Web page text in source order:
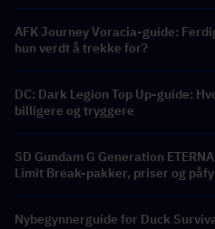
AFK Journey Voracia-guide:
hun verdt å trekke for?
DC: Dark Legion Top Up-guide:
billigere og tryggere
SD Gundam G Generation
Limit Break-pakker, priser og
Nybegynnerguide for Duck